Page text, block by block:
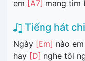
em [A7] mang tim
Tiếng hát
Ngày [Em] nào
hay [D] nghe tôi